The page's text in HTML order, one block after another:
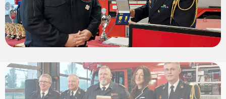
View
photo